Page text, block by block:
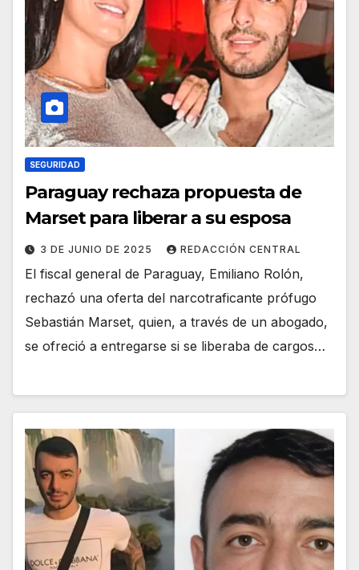
SEGURIDAD
Paraguay rechaza propuesta de
Marset para liberar a su esposa
3 DE JUNIO DE 2025 REDACCIÓN CENTRAL
El fiscal general de Paraguay, Emiliano Rolón,
rechazó una oferta del narcotraficante prófugo
Sebastián Marset, quien, a través de un abogado,
se ofreció a entregarse si se liberaba de cargos…